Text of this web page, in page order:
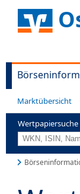
Marktübersicht
Wertpapiersuche